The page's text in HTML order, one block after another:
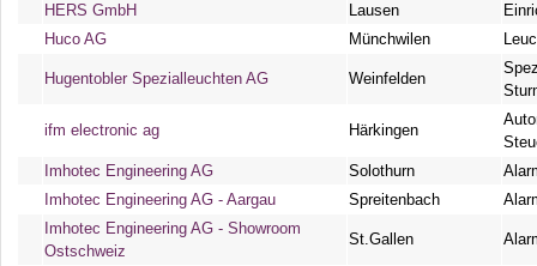
HERS GmbH
Lausen
Huco AG
Münchwilen
Hugentobler Spezialleuchten AG Weinfelden
ifm electronic ag Härkingen
Imhotec Engineering AG
Solothurn
Imhotec Engineering AG - Aargau
Spreitenbach
Imhotec Engineering AG - Showroom
Ostschweiz
St.Gallen